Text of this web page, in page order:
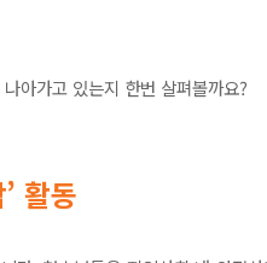
아가고 있는지 한번 살펴볼까요?
활동